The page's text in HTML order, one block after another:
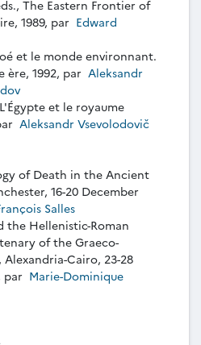
The Eastern Frontier of
1989, par Edward
et le monde environnant.
ère, 1992, par Aleksandr
et le royaume
Aleksandr Vsevolodovič
of Death in the Ancient
16-20 December
Salles
the Hellenistic-Roman
of the Graeco-
Alexandria-Cairo, 23-28
par Marie-Dominique